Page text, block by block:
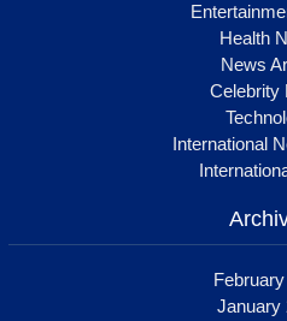
Health
News
Celebrity
International
January